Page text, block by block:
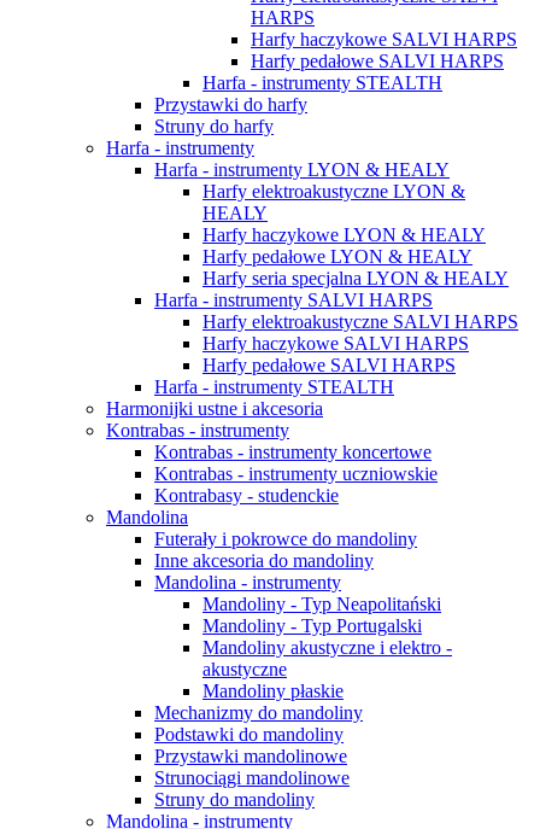
HARPS
Harfy haczykowe SALVI HARPS
Harfy pedałowe SALVI HARPS
Harfa - instrumenty STEALTH
Przystawki do harfy
Struny do harfy
Harfa - instrumenty
Harfa - instrumenty LYON & HEALY
Harfy elektroakustyczne LYON &
HEALY
Harfy haczykowe LYON & HEALY
Harfy pedałowe LYON & HEALY
Harfy seria specjalna LYON & HEALY
Harfa - instrumenty SALVI HARPS
Harfy elektroakustyczne SALVI HARPS
Harfy haczykowe SALVI HARPS
Harfy pedałowe SALVI HARPS
Harfa - instrumenty STEALTH
Harmonijki ustne i akcesoria
Kontrabas - instrumenty
Kontrabas - instrumenty koncertowe
Kontrabas - instrumenty uczniowskie
Kontrabasy - studenckie
Mandolina
Futerały i pokrowce do mandoliny
Inne akcesoria do mandoliny
Mandolina - instrumenty
Mandoliny - Typ Neapolitański
Mandoliny - Typ Portugalski
Mandoliny akustyczne i elektro -
akustyczne
Mandoliny płaskie
Mechanizmy do mandoliny
Podstawki do mandoliny
Przystawki mandolinowe
Strunociągi mandolinowe
Struny do mandoliny
Mandolina - instrumenty